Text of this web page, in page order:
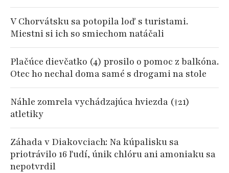
V Chorvátsku sa potopila loď s turistami.
Miestni si ich so smiechom natáčali
Plačúce dievčatko (4) prosilo o pomoc z balkóna.
Otec ho nechal doma samé s drogami na stole
Náhle zomrela vychádzajúca hviezda (†21)
atletiky
Záhada v Diakovciach: Na kúpalisku sa
priotrávilo 16 ľudí, únik chlóru ani amoniaku sa
nepotvrdil